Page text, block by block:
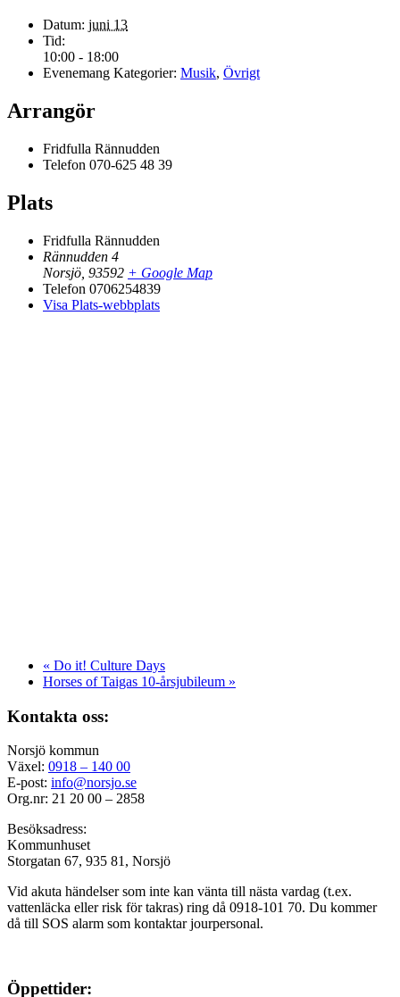
Datum: juni 13
Tid:
10:00 - 18:00
Evenemang Kategorier: Musik, Övrigt
Arrangör
Fridfulla Rännudden
Telefon 070-625 48 39
Plats
Fridfulla Rännudden
Rännudden 4
Norsjö 93592 + Google Map
Telefon 0706254839
Visa Plats-webbplats
« Do it! Culture Days
Horses of Taigas 10-årsjubileum »
Kontakta oss:
Norsjö kommun
Växel: 0918 – 140 00
E-post: info@norsjo.se
Org.nr: 21 20 00 – 2858
Besöksadress:
Kommunhuset
Storgatan 67, 935 81, Norsjö
Vid akuta händelser som inte kan vänta till nästa vardag (t.ex.
vattenläcka ellerrisk för takras) ring då 0918-101 70. Du kommer
då till SOS alarm som kontaktar jourpersonal.
Öppettider: